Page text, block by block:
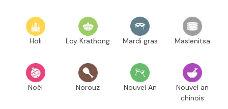
Holi Loy Krathong Mardi gras Maslenitsa
Noël Norouz Nouvel An
Nouvel an
chinois